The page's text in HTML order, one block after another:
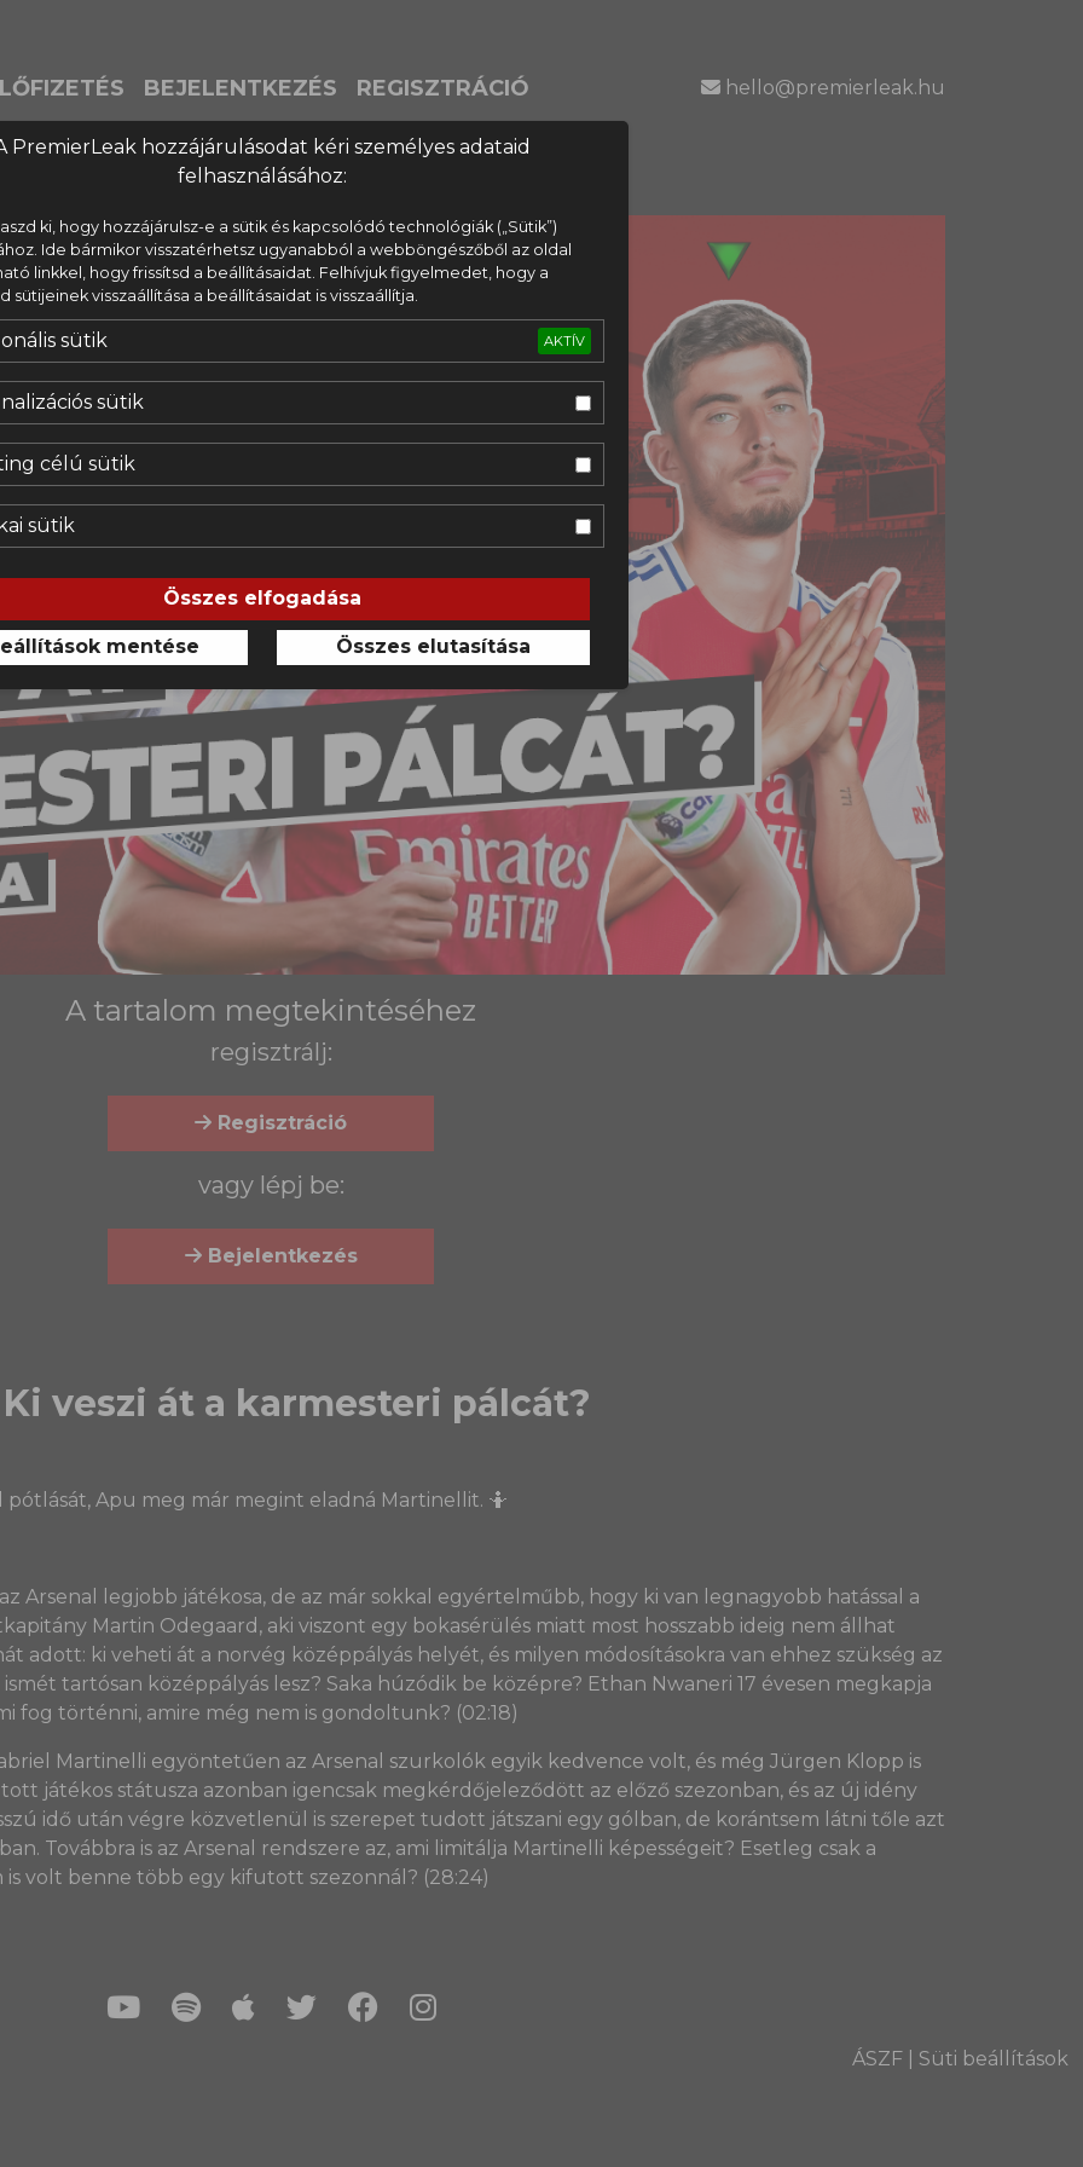
PremierLeak hozzájárulásodat kéri személyes adataid
felhasználásához:
ki, hogy hozzájárulsz-e a sütik és kapcsolódó technológiák („Sütik”)
Ide bármikor visszatérhetsz ugyanabból a webböngészőből az oldal
linkkel, hogy frissítsd a beállításaidat. Felhívjuk figyelmedet, hogy a
sütijeinek visszaállítása a beállításaidat is visszaállítja.
sütik AKTÍV
sütik
célú sütik
sütik
Összes elfogadása
mentése Összes elutasítása
BEJELENTKEZÉS REGISZTRÁCIÓ hello@premierleak.hu
A tartalom megtekintéséhez
regisztrálj:
Regisztráció
vagy lépj be:
Bejelentkezés
Ki veszi át a karmesteri pálcát?
Apu meg már megint eladná Martinellit. 🤷
Arsenal legjobb játékosa, de az már sokkal egyértelműbb, hogy ki van legnagyobb hatással a
Martin Odegaard, aki viszont egy bokasérülés miatt most hosszabb ideig nem állhat
adott: ki veheti át a norvég középpályás helyét, és milyen módosításokra van ehhez szükség az
tartósan középpályás lesz? Saka húzódik be középre? Ethan Nwaneri 17 évesen megkapja
fog történni, amire még nem is gondoltunk? (02:18)
Martinelli egyöntetűen az Arsenal szurkolók egyik kedvence volt, és még Jürgen Klopp is
játékos státusza azonban igencsak megkérdőjeleződött az előző szezonban, és az új idény
idő után végre közvetlenül is szerepet tudott játszani egy gólban, de korántsem látni tőle azt
Továbbra is az Arsenal rendszere az, ami limitálja Martinelli képességeit? Esetleg csak a
is volt benne több egy kifutott szezonnál? (28:24)
ÁSZF Süti beállítások